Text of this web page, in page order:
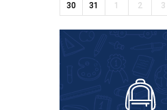
30
31 1 2 3